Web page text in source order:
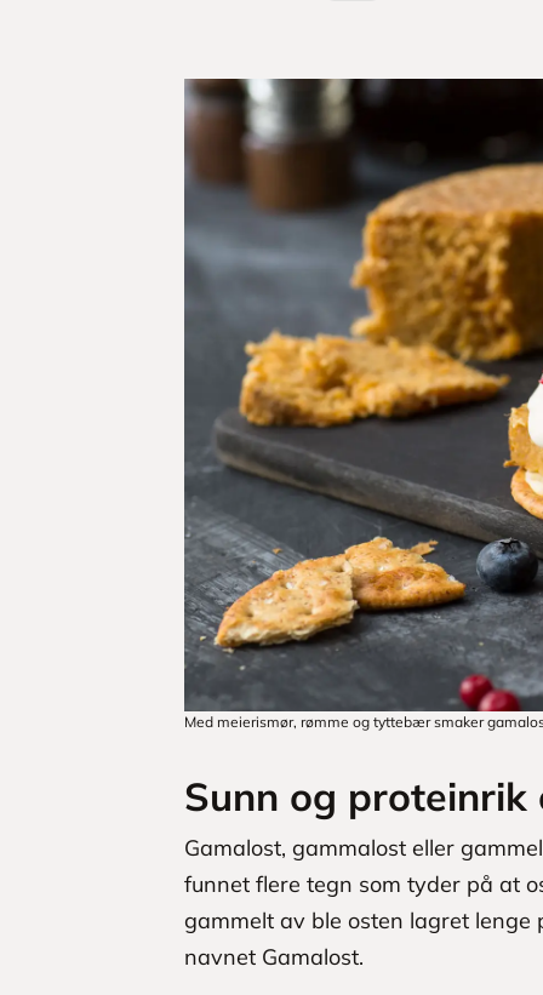
Med meierismør, rømme og tyttebær smaker
Sunn og proteinrik
Gamalost, gammalost eller
funnet flere tegn som tyder på at
gammelt av ble osten lagret lenge
navnet Gamalost.